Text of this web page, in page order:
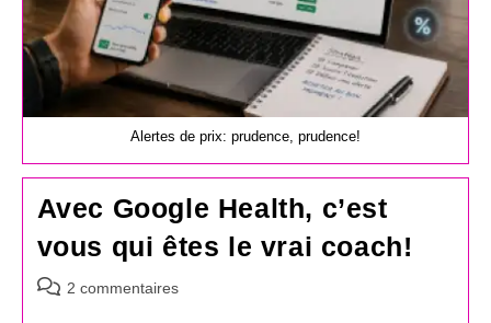
Alertes de prix: prudence, prudence!
Avec Google Health, c’est
vous qui êtes le vrai coach!
Commentaires
2 commentaires